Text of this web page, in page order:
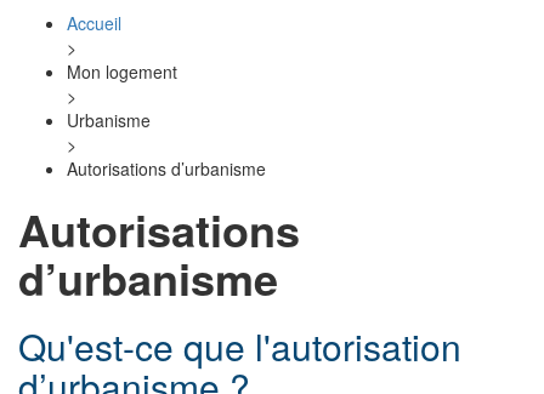
Accueil
>
Mon logement
>
Urbanisme
>
Autorisations d’urbanisme
Autorisations
d’urbanisme
Qu'est-ce que l'autorisation